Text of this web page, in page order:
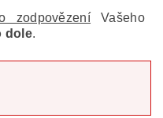
zodpovězení Vašeho
dole.